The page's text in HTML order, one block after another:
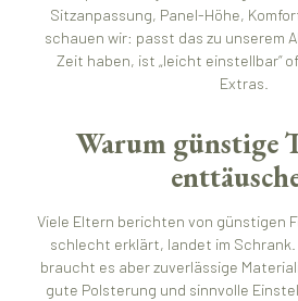
Sitzanpassung, Panel-Höhe,
schauen wir: passt das zu unserem
Zeit haben, ist „leicht einstellbar“
Extras.
Warum günstige
Viele Eltern berichten von günstigen
schlecht erklärt, landet im
braucht es aber zuverlässige
gute Polsterung und sinnvolle